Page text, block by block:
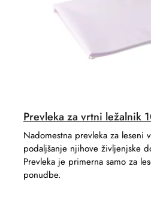
Prevleka za vrtni ležalnik
Nadomestna prevleka za leseni
podaljšanje njihove življenjske
Prevleka je primerna samo za
ponudbe.